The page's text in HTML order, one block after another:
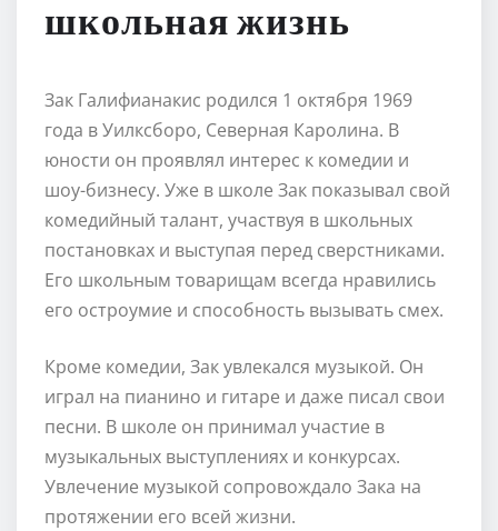
школьная жизнь
Зак Галифианакис родился 1 октября 1969
года в Уилксборо, Северная Каролина. В
юности он проявлял интерес к комедии и
шоу-бизнесу. Уже в школе Зак показывал свой
комедийный талант, участвуя в школьных
постановках и выступая перед сверстниками.
Его школьным товарищам всегда нравились
его остроумие и способность вызывать смех.
Кроме комедии, Зак увлекался музыкой. Он
играл на пианино и гитаре и даже писал свои
песни. В школе он принимал участие в
музыкальных выступлениях и конкурсах.
Увлечение музыкой сопровождало Зака на
протяжении его всей жизни.